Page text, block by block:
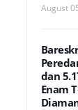
August
dan
Enam